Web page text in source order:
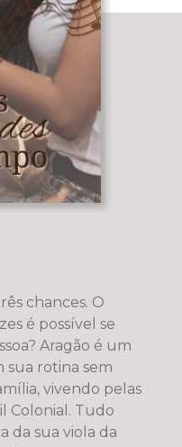
chances. O
é um
rotina sem
vivendo pelas
Colonial. Tudo
da sua viola da